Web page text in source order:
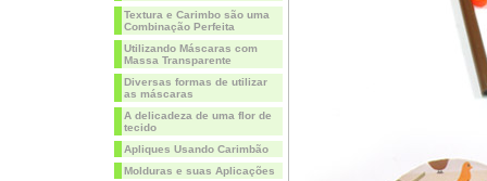
Textura e Carimbo são uma
Combinação Perfeita
Utilizando Máscaras com
Massa Transparente
Diversas formas de utilizar
as máscaras
A delicadeza de uma flor de
tecido
Apliques Usando Carimbão
Molduras e suas Aplicações